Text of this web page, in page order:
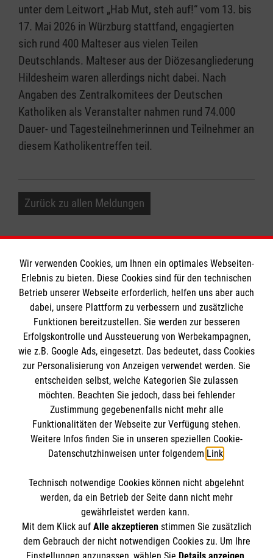
unter dem Leitwort „Hab Mut, steh auf!“ vom 13. bis
17. Mai 2026 in Würzburg stattfand, engagierten
sich rund 400 Malteser aus vielen Teilen
Deutschlands. Malteser aus der Diözesangliederung
Hildesheim waren allerdings nicht dabei. Nach
Angaben des Zentralkomitees der Deutschen
Katholiken als Veranstalter nahmen rund 74.000
Dauer- und Tagesteilnehmerinnen und Teilnehmer an
diesem Katholikentreffen teil.
Zurück zu allen Meldungen
Informationen
Impressum
Datenschutz
Barrierefreiheit
Kontakt
Die Malteser
Malteser in Deutschland
Malteserorden
Sharepoint
Spendenkonto
Bank: Pax-Bank
IBAN: DE26 3706 0120 1201 2091 33
BIC: GENODED1PA7
So finden Sie uns
Ebertstr. 2
Der Malteser Hilfsdienst e.V. ist als eingetragene
Wir verwenden Cookies, um Ihnen ein optimales Webseiten-
Erlebnis zu bieten. Diese Cookies sind für den technischen
Betrieb unserer Webseite erforderlich, helfen uns aber auch
dabei, unsere Plattform zu verbessern und zusätzliche
Funktionen bereitzustellen. Sie werden zur besseren
Erfolgskontrolle und Aussteuerung von Werbekampagnen,
wie z.B. Google Ads, eingesetzt. Das bedeutet, dass Cookies
zur Personalisierung von Anzeigen verwendet werden. Sie
entscheiden selbst, welche Kategorien Sie zulassen
möchten. Beachten Sie jedoch, dass bei fehlender
Zustimmung gegebenenfalls nicht mehr alle
Funktionalitäten der Webseite zur Verfügung stehen.
Weitere Infos finden Sie in unseren speziellen Cookie-
Datenschutzhinweisen unter folgendem Link.
Technisch notwendige Cookies können nicht abgelehnt
werden, da ein Betrieb der Seite dann nicht mehr
gewährleistet werden kann.
Mit dem Klick auf Alle akzeptierenstimmen Sie zusätzlich
dem Gebrauch der nicht notwendigen Cookies zu. Um Ihre